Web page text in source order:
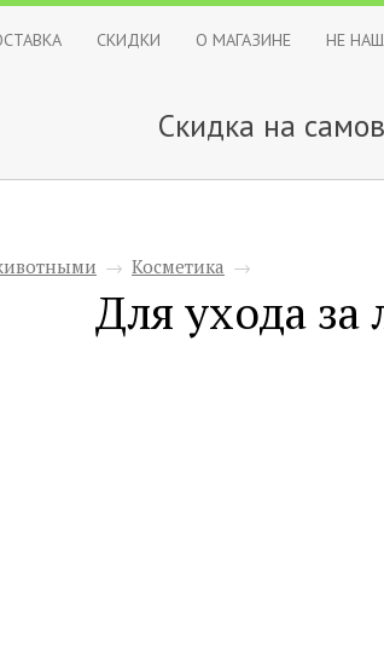
СКИДКИ О МАГАЗИНЕ НЕ
Скидка на
→ Косметика →
Для ухода за